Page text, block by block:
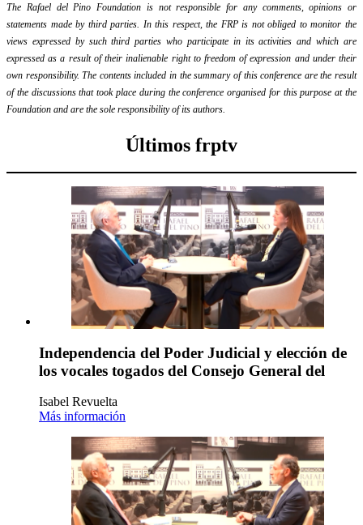
The Rafael del Pino Foundation is not responsible for any comments, opinions or
statements made by third parties. In this respect, the FRP is not obliged to monitor the
views expressed by such third parties who participate in its activities and which are
expressed as a result of their inalienable right to freedom of expression and under their
own responsibility. The contents included in the summary of this conference are the result
of the discussions that took place during the conference organised for this purpose at the
Foundation and are the sole responsibility of its authors.
Últimos frptv
Independencia del Poder Judicial y elección de
los vocales togados del Consejo General del
Isabel Revuelta
Más información